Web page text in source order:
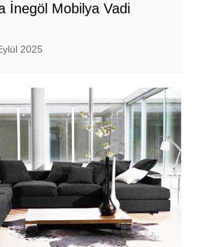
İnegöl Mobilya Vadi
2025